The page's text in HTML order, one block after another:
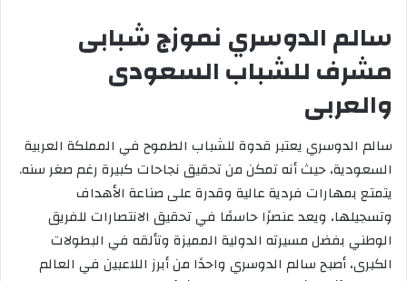
سالم الدوسري نموزج شبابى
مشرف للشباب السعودى
والعربى
سالم الدوسري يعتبر قدوة للشباب الطموح في المملكة العربية
السعودية، حيث أنه تمكن من تحقيق نجاحات كبيرة رغم صغر سنه.
يتمتع بمهارات فردية عالية وقدرة على صناعة الأهداف
وتسجيلها، ويعد عنصرًا حاسمًا في تحقيق الانتصارات للفريق
الوطني بفضل مسيرته الدولية المميزة وتألقه في البطولات
الكبرى، أصبح سالم الدوسري واحدًا من أبرز اللاعبين في العالم